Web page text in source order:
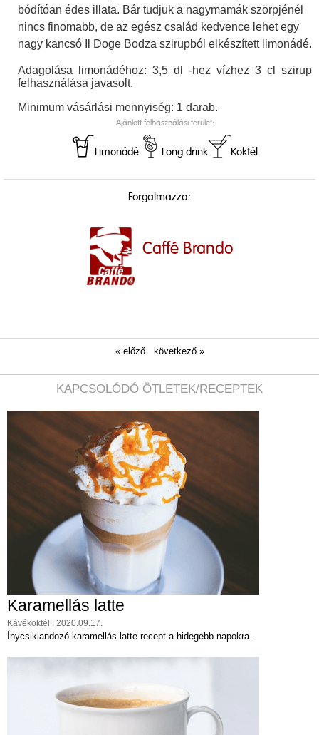
bódítóan édes illata. Bár tudjuk a nagymamák szörpjénél
nincs finomabb, de az egész család kedvence lehet egy
nagy kancsó Il Doge Bodza szirupból elkészített limonádé.
Adagolása limonádéhoz: 3,5 dl -hez vízhez 3 cl szirup
felhasználása javasolt.
Minimum vásárlási mennyiség: 1 darab.
Ajánlott felhasználási terület:
Limonádé Long drink Koktél
Forgalmazza:
Caffé Brando
« előző következő »
KAPCSOLÓDÓ ÖTLETEK/RECEPTEK
Karamellás latte
Kávékoktél | 2020.09.17.
Ínycsiklandozó karamellás latte recept a hidegebb napokra.